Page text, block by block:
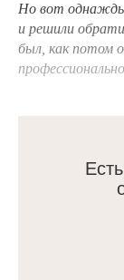
Но вот однажды
и решили
был, как потом
возможностях
результат, у
Хочется